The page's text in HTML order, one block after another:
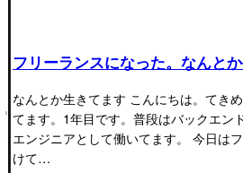
フリーランスになった。なんとか
なんとか生きてます こんにちは。てき
てます。1年目です。普段はバックエン
エンジニアとして働いてます。 今日は
けて…